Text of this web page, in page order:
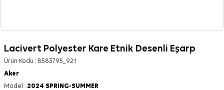
Lacivert Polyester Kare Etnik Desenli Eşarp
Ürün Kodu : 8583795_921
Aker
Model : 2024 SPRING-SUMMER